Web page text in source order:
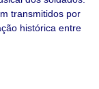
transmitidos por
histórica entre